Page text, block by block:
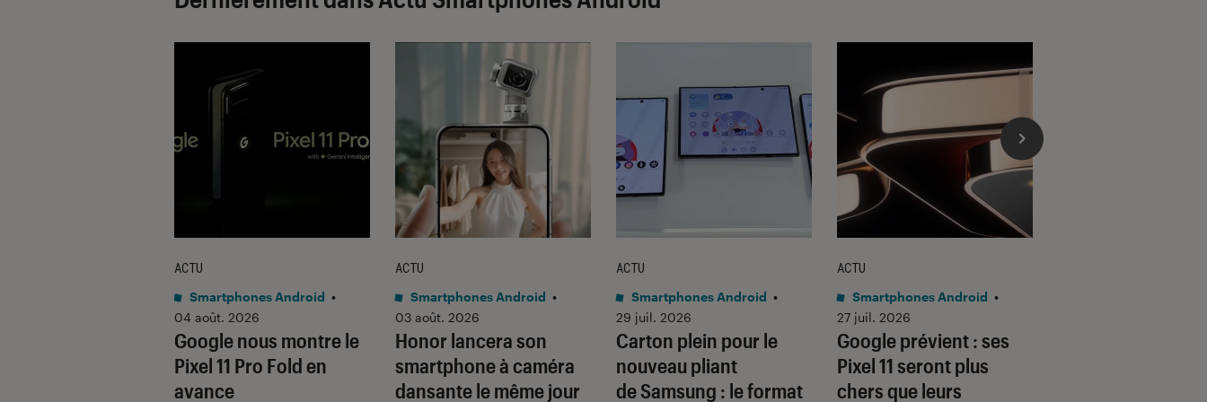
Google nous montre le
Pixel 11 Pro Fold en
avance
ACTU
Smartphones Android •
04 août. 2026
Honor lancera son
smartphone à caméra
dansante le même jour
ACTU
Smartphones Android •
03 août. 2026
Carton plein pour le
nouveau pliant
de Samsung : le format
ACTU
Smartphones Android •
29 juil. 2026
Google prévient : ses
Pixel 11 seront plus
chers que leurs
ACTU
Smartphones Android •
27 juil. 2026